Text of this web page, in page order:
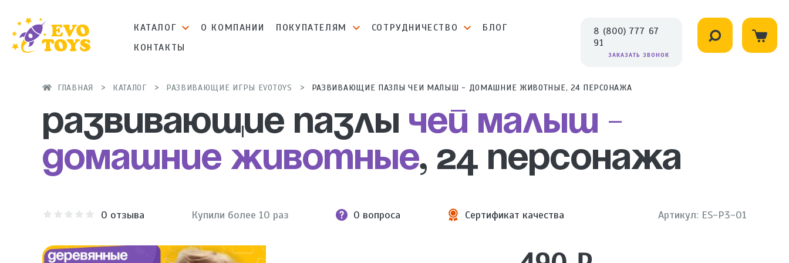
КАТАЛОГ О КОМПАНИИ ПОКУПАТЕЛЯМ СОТРУДНИЧЕСТВО
БЛОГ
КОНТАКТЫ
8 (800) 777 67
91
ЗАКАЗАТЬ ЗВОНОК
ГЛАВНАЯ КАТАЛОГ РАЗВИВАЮЩИЕ ИГРЫ EVOTOYS РАЗВИВАЮЩИЕ ПАЗЛЫ ЧЕЙ МАЛЫШ - ДОМАШНИЕ ЖИВОТНЫЕ, 24 ПЕРСОНАЖА
Развивающие пазлы Чей малыш -
Домашние животные, 24 персонажа
0 отзыва Купили более 10 раз 0 вопроса Сертификат качества Артикул: ES-P3-01